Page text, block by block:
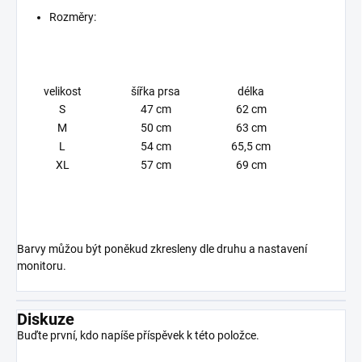
Rozměry:
velikost šířka prsa
délka
S
47 cm
62 cm
M
50 cm
63 cm
L
54 cm
65,5 cm
XL
57 cm 69 cm
Barvy můžou být poněkud zkresleny dle druhu a nastavení
monitoru.
Diskuze
Buďte první, kdo napíše příspěvek k této položce.